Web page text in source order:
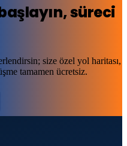
, süreci
size özel yol haritası,
tamamen ücretsiz.